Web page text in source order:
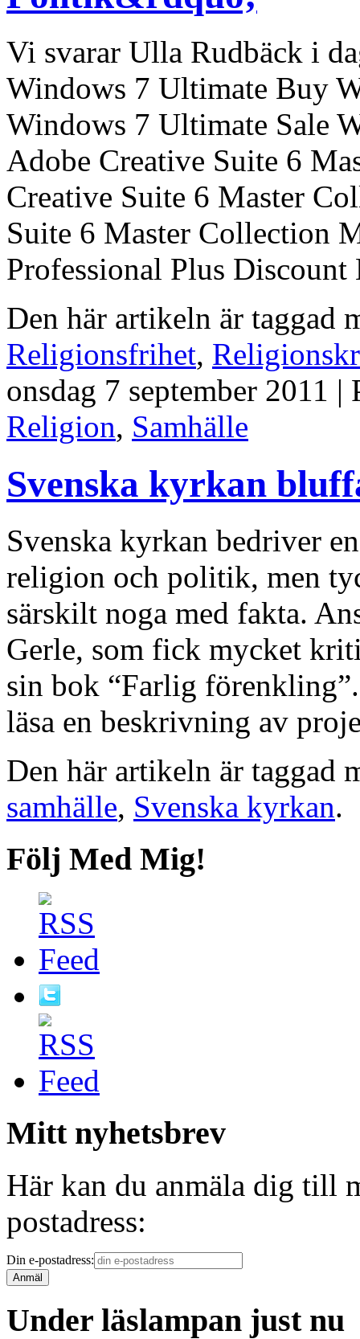
Vi svarar Ulla Rudbäck i
Windows 7 Ultimate Buy
Windows 7 Ultimate Sale
Adobe Creative Suite 6
Creative Suite 6 Master
Suite 6 Master Collection
Professional Plus
Den här artikeln är taggad
Religionsfrihet,
onsdag 7 september 2011 |
Religion, Samhälle
Svenska kyrkan
Svenska kyrkan bedriver
religion och politik, men
särskilt noga med fakta.
Gerle, som fick mycket
sin bok “Farlig
läsa en beskrivning av
Den här artikeln är taggad
samhälle, Svenska kyrkan.
Följ Med Mig!
Mitt nyhetsbrev
Här kan du anmäla dig till
postadress:
Din e-postadress:
Under läslampan just nu